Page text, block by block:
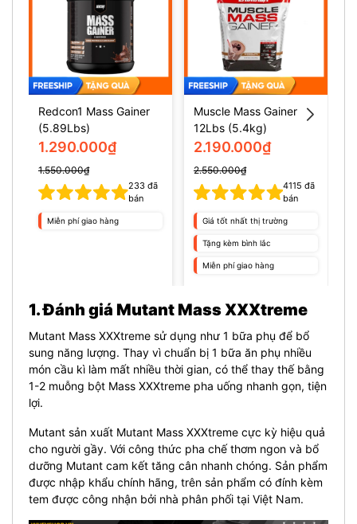
Redcon1 Mass Gainer
(5.89Lbs)
1.290.000₫
1.550.000₫
233 đã
bán
Miễn phí giao hàng
Muscle Mass Gainer
12Lbs (5.4kg)
2.190.000₫
2.550.000₫
4115 đã
bán
Giá tốt nhất thị trường
Tặng kèm bình lắc
Miễn phí giao hàng
1. Đánh giá Mutant Mass XXXtreme
Mutant Mass XXXtreme sử dụng như 1 bữa phụ để bổ
sung năng lượng. Thay vì chuẩn bị 1 bữa ăn phụ nhiều
món cầu kì làm mất nhiều thời gian, có thể thay thế bằng
1-2 muỗng bột Mass XXXtreme pha uống nhanh gọn, tiện
lợi.
Mutant sản xuất Mutant Mass XXXtreme cực kỳ hiệu quả
cho người gầy. Với công thức pha chế thơm ngon và bổ
dưỡng Mutant cam kết tăng cân nhanh chóng. Sản phẩm
được nhập khẩu chính hãng, trên sản phẩm có đính kèm
tem được công nhận bởi nhà phân phối tại Việt Nam.